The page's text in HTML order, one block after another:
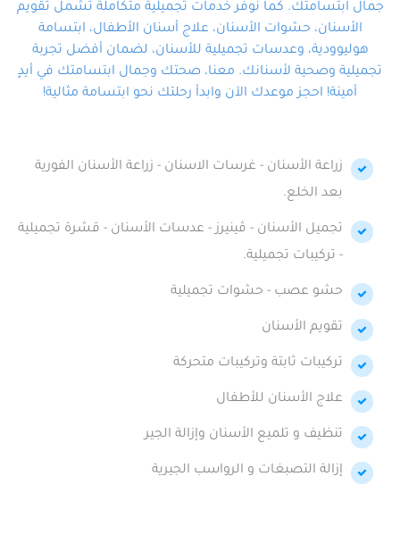
جمال ابتسامتك. كما نوفر خدمات تجميلية متكاملة تشمل تقويم
الأسنان، حشوات الأسنان، علاج أسنان الأطفال، ابتسامة
هوليوودية، وعدسات تجميلية للأسنان، لضمان أفضل تجربة
تجميلية وصحية لأسنانك. معنا، صحتك وجمال ابتسامتك في أيدٍ
أمينة! احجز موعدك الآن وابدأ رحلتك نحو ابتسامة مثالية!
زراعة الأسنان - غرسات الاسنان - زراعة الأسنان الفورية
بعد الخلع.
تجميل الأسنان - ڤينيرز - عدسات الأسنان - قشرة تجميلية
- تركيبات تجميلية.
حشو عصب - حشوات تجميلية
تقويم الأسنان
تركيبات ثابتة وتركيبات متحركة
علاج الأسنان للأطفال
تنظيف و تلميع الأسنان وإزالة الجير
إزالة التصبغات و الرواسب الجيرية